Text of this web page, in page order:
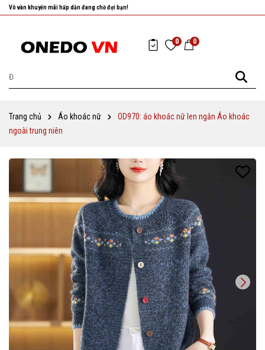
Nhanh tay chọn cho mình những sản phẩm ưng ý nhất!
0 0
Trang chủ Áo khoác nữ
OD970: áo khoác nữ len ngắn Áo khoác
ngoài trung niên